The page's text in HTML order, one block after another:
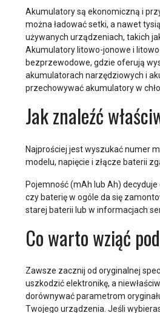
Akumulatory są ekonomiczną i
można ładować setki, a nawet
używanych urządzeniach, takich
Akumulatory litowo-jonowe i
bezprzewodowe, gdzie oferują
akumulatorach narzędziowych i
przechowywać akumulatory w
Jak znaleźć
Najprościej jest wyszukać numer
modelu, napięcie i złącze baterii
Pojemność (mAh lub Ah)
czy baterię w ogóle da się
starej baterii lub w informacjach
Co warto wziąć
Zawsze zacznij od oryginalnej
uszkodzić elektronikę, a
dorównywać parametrom
Twojego urządzenia. Jeśli